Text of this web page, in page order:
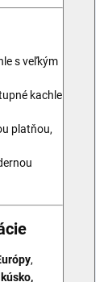
s veľkým
kachle
platňou,
,